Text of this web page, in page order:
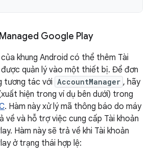
Google Play
của khung Android có thể thêm Tài
quản lý vào một thiết bị. Để đơn
tương tác với AccountManager , hãy
hiện trong ví dụ bên dưới) trong
. Hàm này xử lý mã thông báo do máy
về và hỗ trợ việc cung cấp Tài khoản
Hàm này sẽ trả về khi Tài khoản
ở trạng thái hợp lệ: